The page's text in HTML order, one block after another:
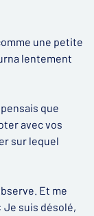
une petite
lentement
que
avec vos
sur lequel
Et me
Je suis désolé,